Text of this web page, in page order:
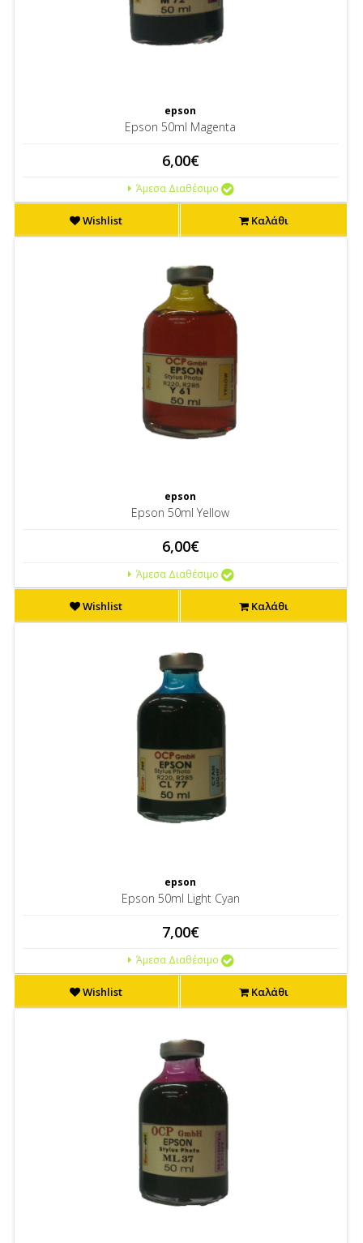
epson
Epson 50ml Magenta
6,00€
Άμεσα Διαθέσιμο
Wishlist Καλάθι
epson
Epson 50ml Yellow
6,00€
Άμεσα Διαθέσιμο
Wishlist Καλάθι
epson
Epson 50ml Light Cyan
7,00€
Άμεσα Διαθέσιμο
Wishlist Καλάθι